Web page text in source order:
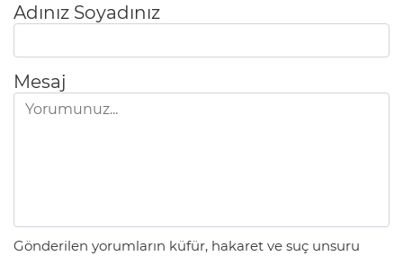
Adınız Soyadınız
Mesaj
Gönderilen yorumların küfür, hakaret ve suç unsuru